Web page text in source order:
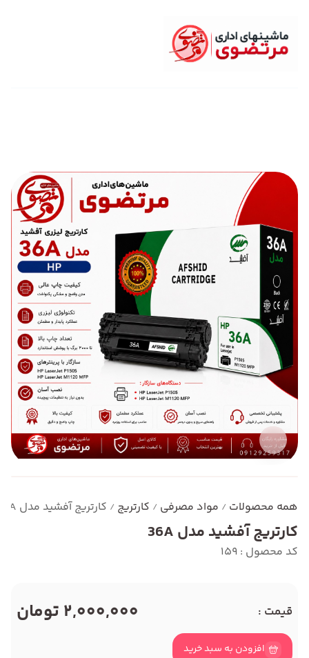
همه محصولات / مواد مصرفی / کارتریج / کارتریج آفشید مدل 36A
کارتریج آفشید مدل 36A
کد محصول : 159
قیمت : 2,000,000 تومان
افزودن به سبد خرید